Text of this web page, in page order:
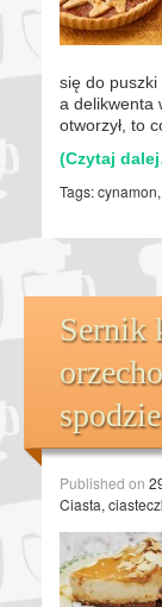
się do puszki
a delikwenta
otworzył, to
(Czytaj
Tags:cynamon,
Sernik
spodzie
Published on
Ciasta,